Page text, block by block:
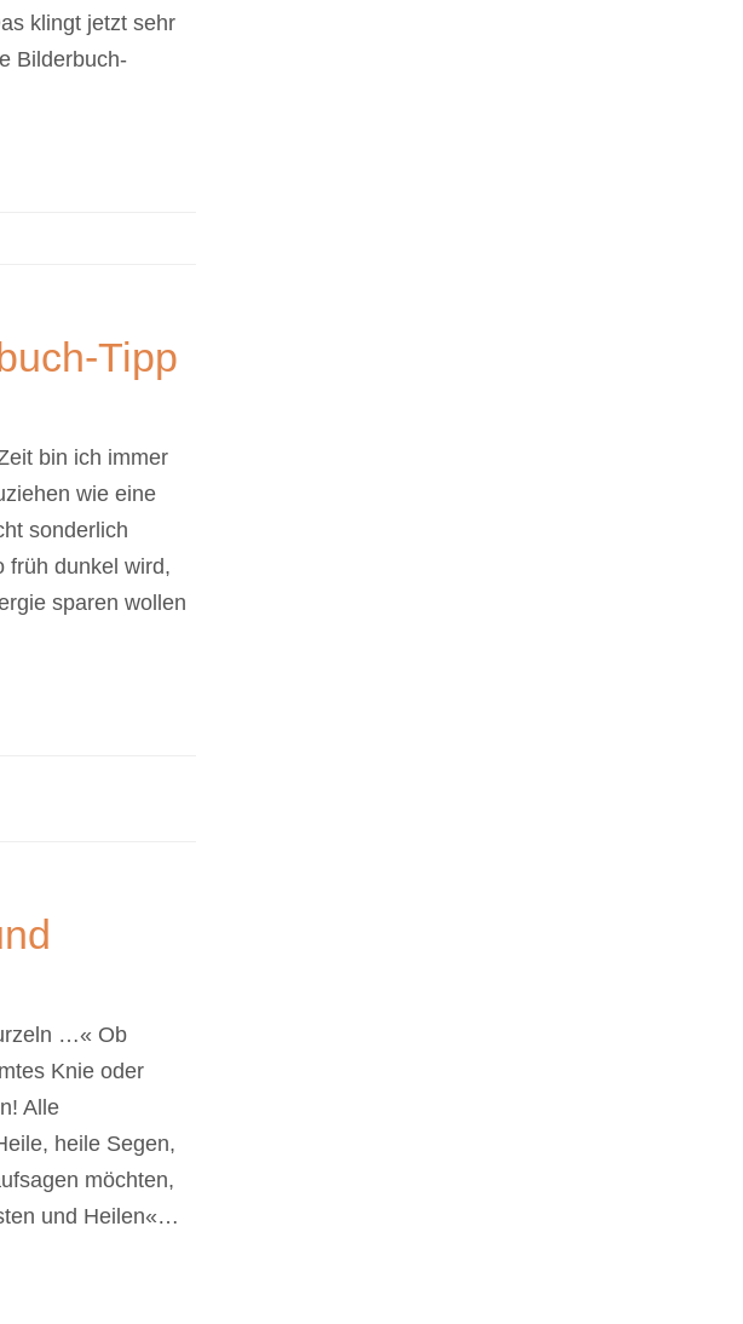
klingt jetzt sehr
Bilderbuch-
Tipp
bin ich immer
wie eine
sonderlich
früh dunkel wird,
sparen wollen
…« Ob
Knie oder
Alle
heile Segen,
möchten,
und Heilen«…